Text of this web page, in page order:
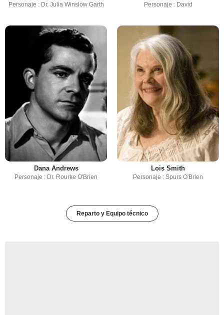
Personaje : Dr. Julia Winslow Garth Personaje : David
Dana Andrews
Personaje : Dr. Rourke O'Brien
Lois Smith
Personaje : Spurs O'Brien
Reparto y Equipo técnico